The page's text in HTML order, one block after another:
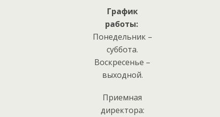
График
работы:
Понедельник –
суббота.
Воскресенье –
выходной.
Приемная
директора: